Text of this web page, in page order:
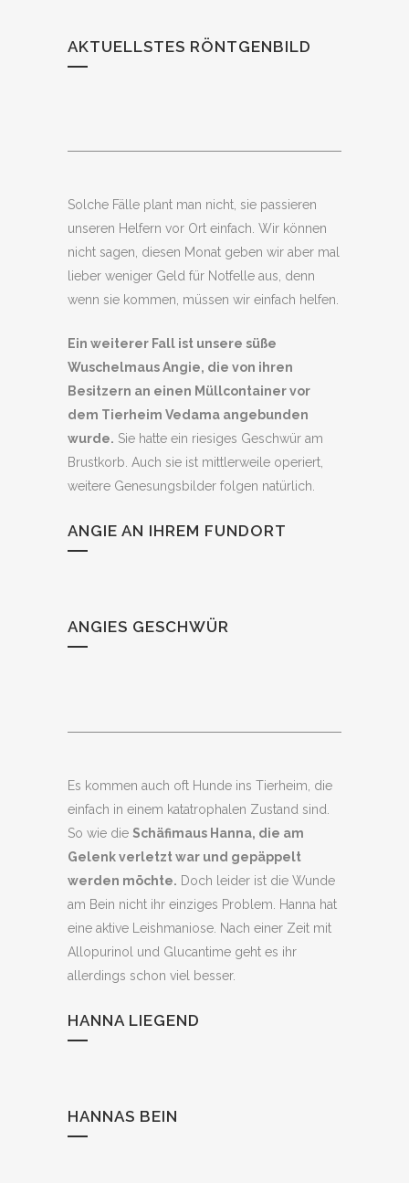
AKTUELLSTES RÖNTGENBILD
Solche Fälle plant man nicht, sie passieren
unseren Helfern vor Ort einfach. Wir können
nicht sagen, diesen Monat geben wir aber mal
lieber weniger Geld für Notfelle aus, denn
wenn sie kommen, müssen wir einfach helfen.
Ein weiterer Fall ist unsere süße
Wuschelmaus Angie, die von ihren
Besitzern an einen Müllcontainer vor
dem Tierheim Vedama angebunden
wurde. Sie hatte ein riesiges Geschwür am
Brustkorb. Auch sie ist mittlerweile operiert,
weitere Genesungsbilder folgen natürlich.
ANGIE AN IHREM FUNDORT
ANGIES GESCHWÜR
Es kommen auch oft Hunde ins Tierheim, die
einfach in einem katatrophalen Zustand sind.
So wie die Schäfimaus Hanna, die am
Gelenk verletzt war und gepäppelt
werden möchte. Doch leider ist die Wunde
am Bein nicht ihr einziges Problem. Hanna hat
eine aktive Leishmaniose. Nach einer Zeit mit
Allopurinol und Glucantime geht es ihr
allerdings schon viel besser.
HANNA LIEGEND
HANNAS BEIN